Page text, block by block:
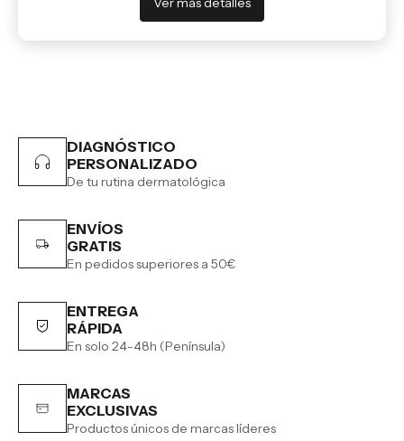
DIAGNÓSTICO
PERSONALIZADO
De tu rutina dermatológica
ENVÍOS
GRATIS
En pedidos superiores a 50€
ENTREGA
RÁPIDA
En solo 24-48h (Península)
MARCAS
EXCLUSIVAS
Productos únicos de marcas líderes